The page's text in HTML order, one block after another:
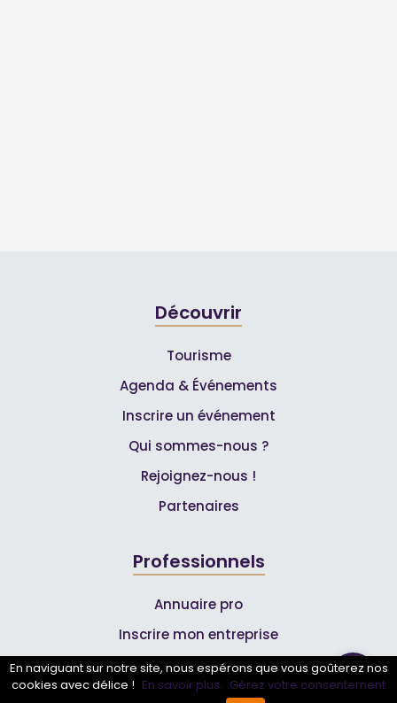
Découvrir
Tourisme
Agenda & Événements
Inscrire un événement
Qui sommes-nous ?
Rejoignez-nous !
Partenaires
Professionnels
Annuaire pro
Inscrire mon entreprise
Les Abonnements Pros
En naviguant sur notre site, nous espérons que vous goûterez nos
cookies avec délice ! En savoir plus. Gérez votre consentement